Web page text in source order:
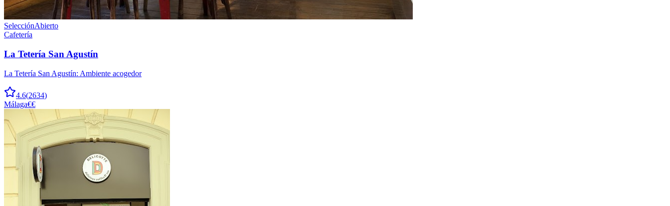
SelecciónAbierto
Cafetería
La Tetería San Agustín
La Tetería San Agustín: Ambiente acogedor
4.6(2634)
Málaga€€